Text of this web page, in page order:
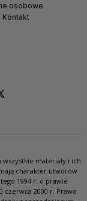
osobowe
Kontakt
materiały i ich
charakter utworów
1994 r. o prawie
czerwca 2000 r. Prawo